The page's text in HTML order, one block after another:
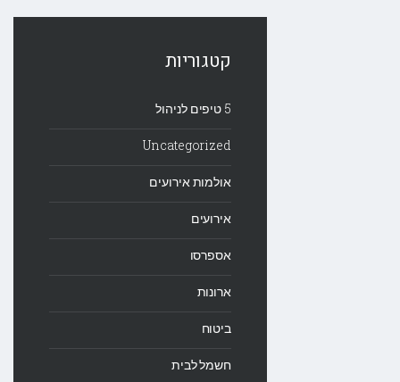
קטגוריות
5 טיפים לניהול
Uncategorized
אולמות אירועים
אירועים
אספרסו
ארונות
ביטוח
חשמל לבית